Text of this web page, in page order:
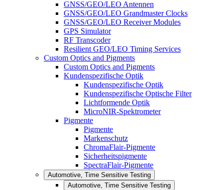
GNSS/GEO/LEO Antennen
GNSS/GEO/LEO Grandmaster Clocks
GNSS/GEO/LEO Receiver Modules
GPS Simulator
RF Transcoder
Resilient GEO/LEO Timing Services
Custom Optics and Pigments
Custom Optics and Pigments
Kundenspezifische Optik
Kundenspezifische Optik
Kundenspezifische Optische Filter
Lichtformende Optik
MicroNIR-Spektrometer
Pigmente
Pigmente
Markenschutz
ChromaFlair-Pigmente
Sicherheitspigmente
SpectraFlair-Pigmente
Automotive, Time Sensitive Testing
Automotive, Time Sensitive Testing